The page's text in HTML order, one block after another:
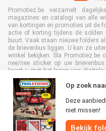
Op zoek
Deze
niet missen!
Bekijk
Promotiez.be verzamelt
magazines en catalogi van alle
van kortingen en promoties uit de
actie of korting tijdens de
buurt. Vaak staan nieuwe folders
de brievenbus liggen. U kan ze
winkel bekijken. Sla Promotiez.be
nee/nee sticker op uw
levert u met het lezen van
terugdringen van papierafval. Dus
Alle rechten voorbehouden ©